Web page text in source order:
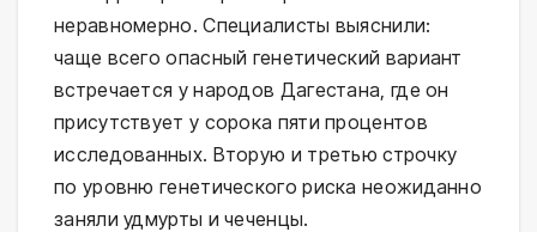
неравномерно. Специалисты выяснили:
чаще всего опасный генетический вариант
встречается у народов Дагестана, где он
присутствует у сорока пяти процентов
исследованных. Вторую и третью строчку
по уровню генетического риска неожиданно
заняли удмурты и чеченцы.